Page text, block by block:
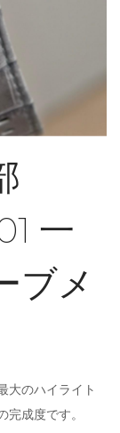
一
ブメ
大のハイライト
成度です。